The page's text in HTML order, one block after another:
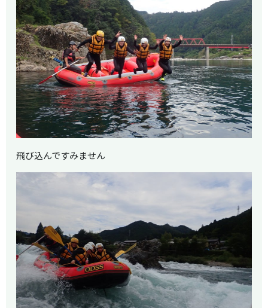
飛び込んですみません